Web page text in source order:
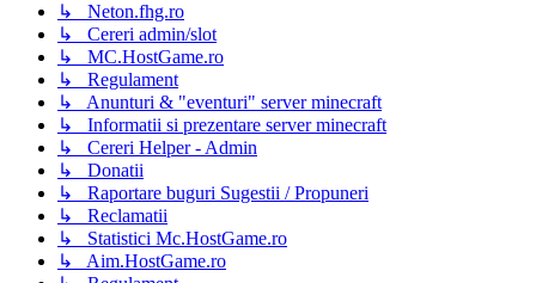
↳ Neton.fhg.ro
↳ Cereri admin/slot
↳ MC.HostGame.ro
↳ Regulament
↳ Anunturi & "eventuri" server minecraft
↳ Informatii si prezentare server minecraft
↳ Cereri Helper - Admin
↳ Donatii
↳ Raportare buguri Sugestii / Propuneri
↳ Reclamatii
↳ Statistici Mc.HostGame.ro
↳ Aim.HostGame.ro